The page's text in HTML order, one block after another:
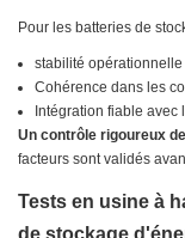
Pour les batteries de
stabilité
Cohérence dans les
Intégration fiable avec
Un contrôle rigoureux
facteurs sont validés
Tests en usine à